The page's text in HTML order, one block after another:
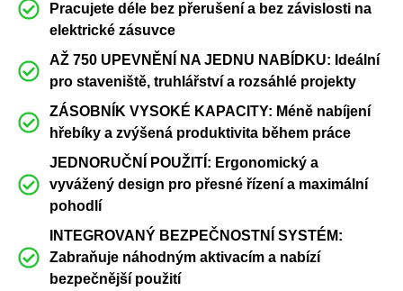
Pracujete déle bez přerušení a bez závislosti na
elektrické zásuvce
AŽ 750 UPEVNĚNÍ NA JEDNU NABÍDKU: Ideální
pro staveniště, truhlářství a rozsáhlé projekty
ZÁSOBNÍK VYSOKÉ KAPACITY: Méně nabíjení
hřebíky a zvýšená produktivita během práce
JEDNORUČNÍ POUŽITÍ: Ergonomický a
vyvážený design pro přesné řízení a maximální
pohodlí
INTEGROVANÝ BEZPEČNOSTNÍ SYSTÉM:
Zabraňuje náhodným aktivacím a nabízí
bezpečnější použití